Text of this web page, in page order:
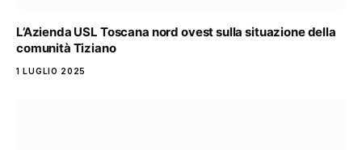
L’Azienda USL Toscana nord ovest sulla situazione della
comunità Tiziano
1 LUGLIO 2025